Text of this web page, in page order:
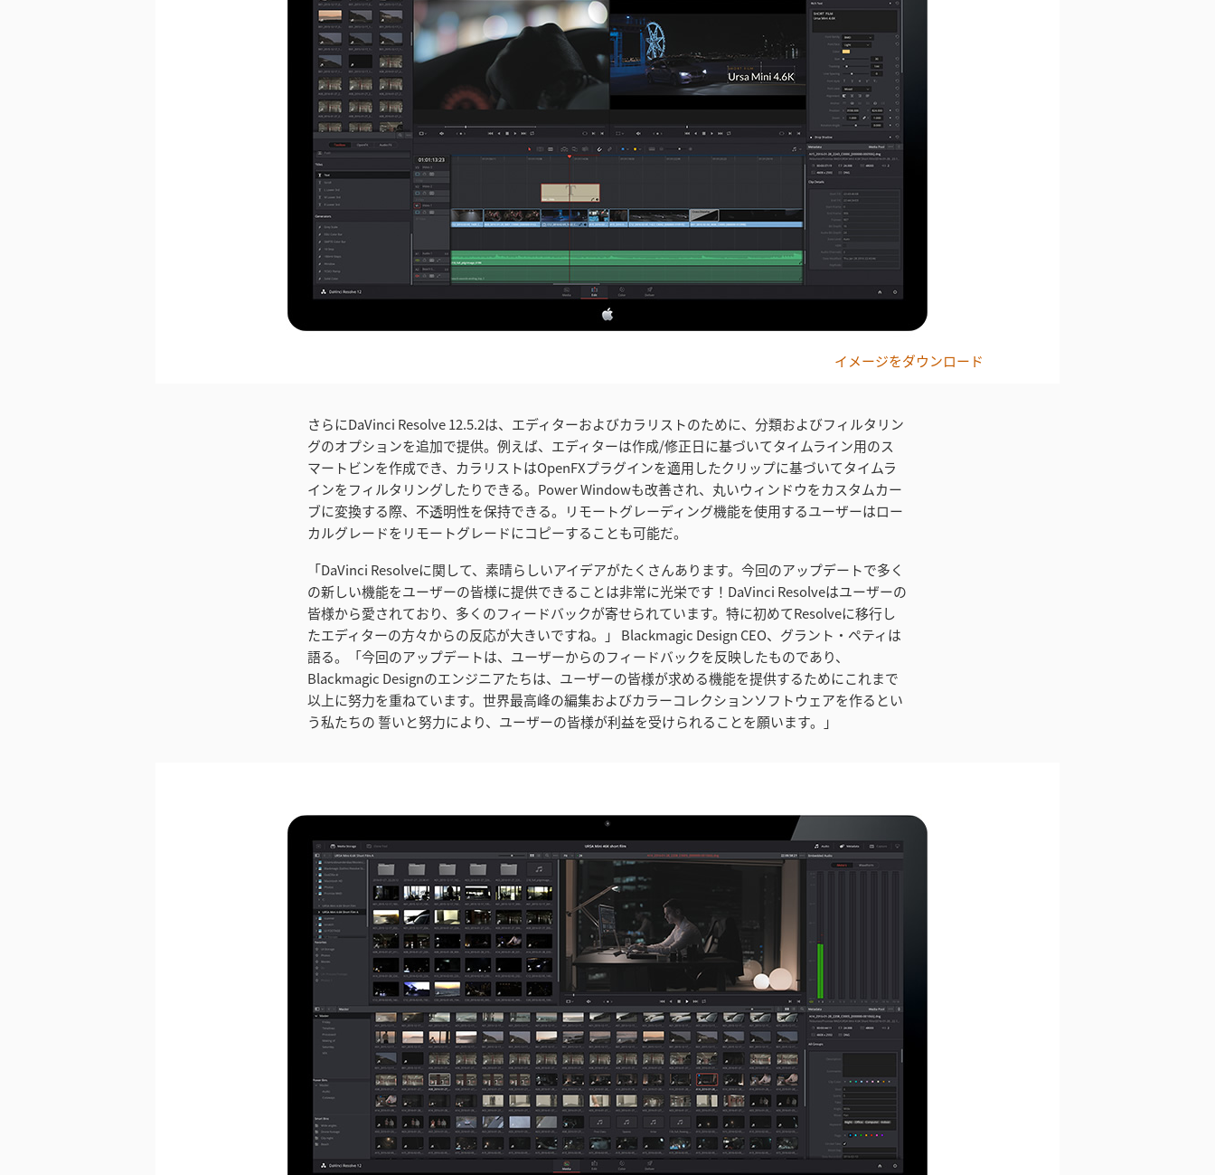
イメージをダウンロード
さらにDaVinci Resolve 12.5.2は、エディターおよびカラリストのために、分類およびフィルタリン
グのオプションを追加で提供。例えば、エディターは作成/修正日に基づいてタイムライン用のス
マートビンを作成でき、カラリストはOpenFXプラグインを適用したクリップに基づいてタイムラ
インをフィルタリングしたりできる。Power Windowも改善され、丸いウィンドウをカスタムカー
ブに変換する際、不透明性を保持できる。リモートグレーディング機能を使用するユーザーはロー
カルグレードをリモートグレードにコピーすることも可能だ。
「DaVinci Resolveに関して、素晴らしいアイデアがたくさんあります。今回のアップデートで多く
の新しい機能をユーザーの皆様に提供できることは非常に光栄です！DaVinci Resolveはユーザーの
皆様から愛されており、多くのフィードバックが寄せられています。特に初めてResolveに移行し
たエディターの方々からの反応が大きいですね。」 Blackmagic Design CEO、グラント・ペティは
語る。「今回のアップデートは、ユーザーからのフィードバックを反映したものであり、
Blackmagic Designのエンジニアたちは、ユーザーの皆様が求める機能を提供するためにこれまで
以上に努力を重ねています。世界最高峰の編集およびカラーコレクションソフトウェアを作るとい
う私たちの 誓いと努力により、ユーザーの皆様が利益を受けられることを願います。」